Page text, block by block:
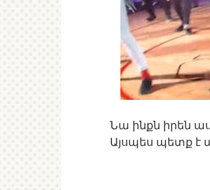
Նա ինքն իրեն
Այսպես պետք է